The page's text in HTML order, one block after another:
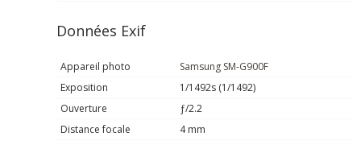
Données Exif
Appareil photo
Samsung SM-G900F
Exposition
1/1492s (1/1492)
Ouverture
ƒ/2.2
Distance focale
4 mm